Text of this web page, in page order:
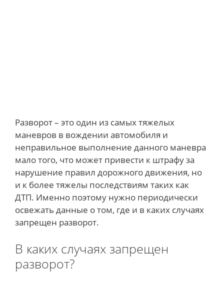
Разворот – это один из самых тяжелых
маневров в вождении автомобиля и
неправильное выполнение данного маневра
мало того, что может привести к штрафу за
нарушение правил дорожного движения, но
и к более тяжелы последствиям таких как
ДТП. Именно поэтому нужно периодически
освежать данные о том, где и в каких случаях
запрещен разворот.
В каких случаях запрещен
разворот?